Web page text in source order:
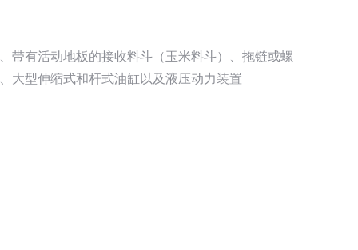
带有活动地板的接收料斗（玉米料斗）、拖链或螺
大型伸缩式和杆式油缸以及液压动力装置